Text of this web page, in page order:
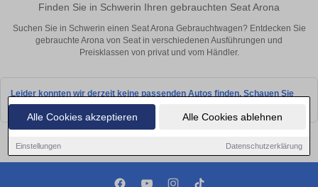
Alle Cookies akzeptieren Alle Cookies ablehnen
Einstellungen Datenschutzerklärung
Finden Sie in Schwerin Ihren gebrauchten Seat Arona
Suchen Sie in Schwerin einen Seat Arona Gebrauchtwagen? Entdecken Sie
gebrauchte Arona von Seat in verschiedenen Ausführungen und
Preisklassen von privat und vom Händler.
Leider konnten wir derzeit keine passenden Autos finden. Schauen Sie
bald wieder vorbei!